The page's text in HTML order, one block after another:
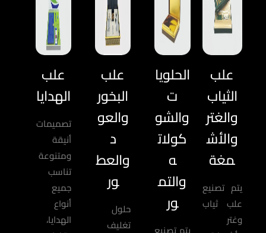
علب
الهدايا
تصميمات
أنيقة
ومتنوعة
تناسب
جميع
أنواع
الهدايا،
علب
البخور
والعو
د
والعط
ور
حلول
تغليف
الحلويا
ت
والشو
كولات
ه
والتم
ور
علب
الثياب
والغتر
والأش
مغة
يتم تصنيع
علب ثياب
وغتر